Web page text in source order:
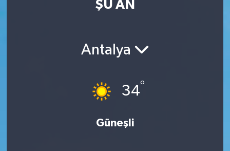
ŞU AN
Antalya
34°
Güneşli
RÖPORTAJLAR